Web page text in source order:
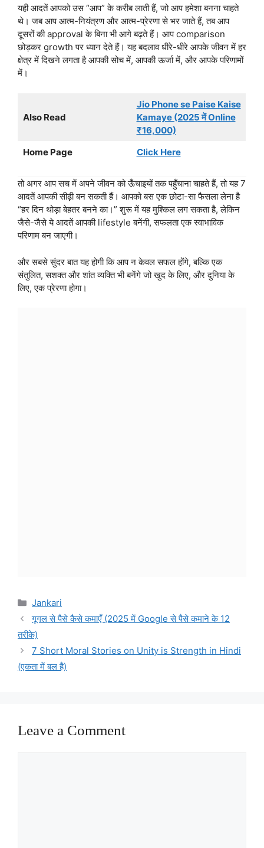
यही आदतें आपको उस “आप” के करीब लाती हैं, जो आप हमेशा बनना चाहते
थे। जब आप आत्म-नियंत्रण और आत्म-प्रेरणा से भर जाते हैं, तब आप
दूसरों की approval के बिना भी आगे बढ़ते हैं। आप comparison
छोड़कर growth पर ध्यान देते हैं। यह बदलाव धीरे-धीरे आपके जीवन में हर
क्षेत्र में दिखने लगता है आपकी सोच में, आपकी ऊर्जा में, और आपके परिणामों
में।
Also Read
Jio Phone se Paise Kaise
Kamaye (2025 में Online
₹16,000)
Home Page
Click Here
तो अगर आप सच में अपने जीवन को ऊँचाइयों तक पहुँचाना चाहते हैं, तो यह 7
आदतें आपकी सीढ़ी बन सकती हैं। आपको बस एक छोटा-सा फैसला लेना है
“हर दिन थोड़ा बेहतर बनने का।” शुरू में यह मुश्किल लग सकता है, लेकिन
जैसे-जैसे ये आदतें आपकी lifestyle बनेंगी, सफलता एक स्वाभाविक
परिणाम बन जाएगी।
और सबसे सुंदर बात यह होगी कि आप न केवल सफल होंगे, बल्कि एक
संतुलित, सशक्त और शांत व्यक्ति भी बनेंगे जो खुद के लिए, और दुनिया के
लिए, एक प्रेरणा होगा।
Categories
Jankari
गूगल से पैसे कैसे कमाएँ (2025 में Google से पैसे कमाने के 12
तरीके)
7 Short Moral Stories on Unity is Strength in Hindi
(एकता में बल है)
Leave a Comment